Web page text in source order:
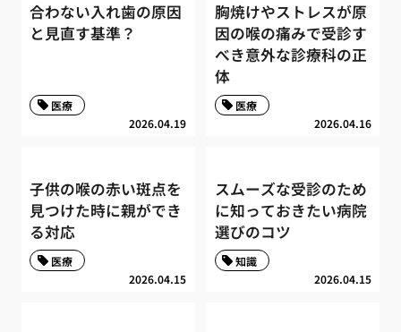
合わない入れ歯の原因
と見直す基準？
2026.04.19
医療
胸焼けやストレスが原
因の喉の痛みで受診す
べき意外な診療科の正
体
2026.04.16
医療
子供の喉の赤い斑点を
見つけた時に親ができ
る対応
2026.04.15
医療
スムーズな受診のため
に知っておきたい病院
選びのコツ
2026.04.15
知識